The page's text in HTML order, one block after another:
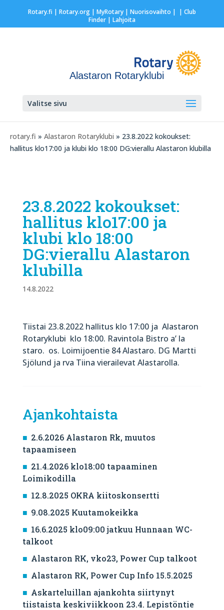
Rotary.fi | Rotary.org| MyRotary | Nuorisovaihto | | Club
Finder| Lahjoita
Alastaron Rotaryklubi
Valitse sivu
rotary.fi » Alastaron Rotaryklubi » 23.8.2022 kokoukset:
hallitus klo17:00 ja klubi klo 18:00 DG:vierallu Alastaron klubilla
23.8.2022 kokoukset:
hallitus klo17:00 ja
klubi klo 18:00
DG:vierallu Alastaron
klubilla
14.8.2022
Tiistai 23.8.2022 hallitus klo 17:00 ja Alastaron
Rotaryklubi klo 18:00. Ravintola Bistro a’ la
staro. os. Loimijoentie 84 Alastaro. DG Martti
Sjölund ja rva Tiina vierailevat Alastarolla.
Ajankohtaista
2.6.2026 Alastaron Rk, muutos
tapaamiseen
21.4.2026 klo18:00 tapaaminen
Loimikodilla
12.8.2025 OKRA kiitoskonsertti
9.08.2025 Kuutamokeikka
16.6.2025 klo09:00 jatkuu Hunnaan WC-
talkoot
Alastaron RK, vko23, Power Cup talkoot
Alastaron RK, Power Cup Info 15.5.2025
Askarteluillan ajankohta siirtynyt
tiistaista keskiviikkoon 23.4. Lepistöntie